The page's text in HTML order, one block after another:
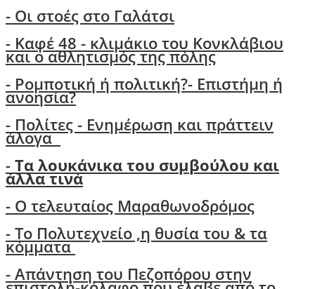
- Οι στοές στο Γαλάτσι
- Καφέ 48 - κλιμάκιο του Κονκλάβιου
και ο αθλητισμός της πόλης
- Ρομποτική ή πολιτική?- Επιστήμη ή
ανοησία?
- Πολίτες - Ενημέρωση και πράττειν
άλογα
-Τα λουκάνικα του συμβούλου και
άλλα τινά
- Ο τελευταίος Μαραθωνοδρόμος
- Το Πολυτεχνείο ,η θυσία του & τα
κόμματα
- Απάντηση του Πεζοπόρου στην